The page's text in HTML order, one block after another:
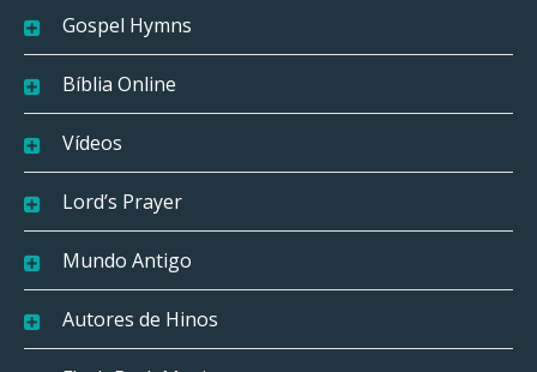
Gospel Hymns
Bíblia Online
Vídeos
Lord’s Prayer
Mundo Antigo
Autores de Hinos